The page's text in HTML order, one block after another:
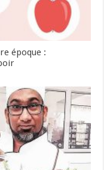
époque :